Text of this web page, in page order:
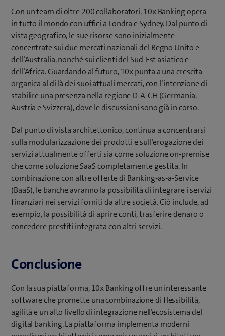
Con un team di oltre 200 collaboratori, 10x Banking opera
in tutto il mondo con uffici a Londra e Sydney. Dal punto di
vista geografico, le sue risorse sono inizialmente
concentrate sui due mercati nazionali del Regno Unito e
dell’Australia, nonché sui clienti del Sud-Est asiatico e
dell’Africa. Guardando al futuro, 10x punta a una crescita
organica al di là dei suoi attuali mercati, con l’intenzione di
stabilire una presenza nella regione D-A-CH (Germania,
Austria e Svizzera), dove le discussioni sono già in corso.
Dal punto di vista architettonico, continua a concentrarsi
sulla modularizzazione dei prodotti e sull’erogazione dei
servizi attualmente offerti sia come soluzione on-premise
che come soluzione SaaS completamente gestita. In
combinazione con altre offerte di Banking-as-a-Service
(BaaS), le banche avranno la possibilità di integrare i servizi
finanziari nei servizi forniti da altre società. Ciò include, ad
esempio, la possibilità di aprire conti, trasferire denaro o
concedere prestiti integrata con altri servizi.
Conclusione
Con la sua piattaforma, 10x Banking offre un interessante
software che promette una combinazione di flessibilità,
agilità e un alto livello di integrazione nell’ecosistema del
digital banking. La piattaforma implementa moderni